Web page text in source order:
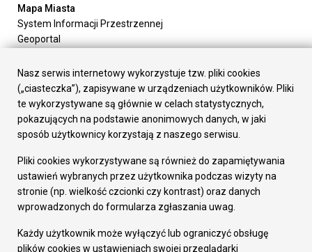
Mapa Miasta
System Informacji Przestrzennej
Geoportal
Załatw sprawę
Prezydent Miasta
Rada Miasta
Wydziały
Elektroniczna Skrzynka Podawcza
Gospodarka
Fundusze europejskie
Środki krajowe
Oferty inwestycyjne
Pozostałe
Nasz serwis internetowy wykorzystuje tzw. pliki cookies
(„ciasteczka”), zapisywane w urządzeniach użytkowników. Pliki
te wykorzystywane są głównie w celach statystycznych,
pokazujących na podstawie anonimowych danych, w jaki
sposób użytkownicy korzystają z naszego serwisu.
Pliki cookies wykorzystywane są również do zapamiętywania
ustawień wybranych przez użytkownika podczas wizyty na
stronie (np. wielkość czcionki czy kontrast) oraz danych
wprowadzonych do formularza zgłaszania uwag.
Każdy użytkownik może wyłączyć lub ograniczyć obsługę
plików cookies w ustawieniach swojej przeglądarki